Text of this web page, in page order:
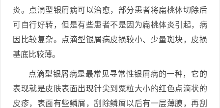
炎。点滴型银屑病可以治愈，部分患者将扁桃体切除后
可自行好转，但是有些患者不是因为扁桃体炎引起，病
因比较复杂。点滴型银屑病皮损较小、少量斑块，皮损
基底比较薄。
点滴型银屑病是最常见寻常性银屑病的一种，它的
表现就是皮肤表面出现针尖到粟粒大小的红色点滴状的
皮疹，表面有些鳞屑，刮除鳞屑以后有一层薄膜，再刮